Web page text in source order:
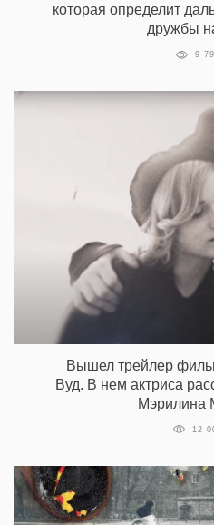
которая определит
дружбы
9
Вышел трейлер
Вуд. В нем актриса
Мэрилина
12